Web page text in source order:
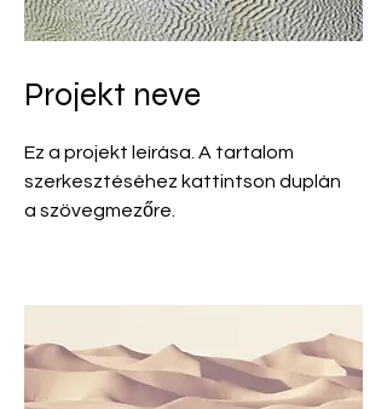
Projekt neve
Ez a projekt leírása. A tartalom
szerkesztéséhez kattintson duplán
a szövegmezőre.